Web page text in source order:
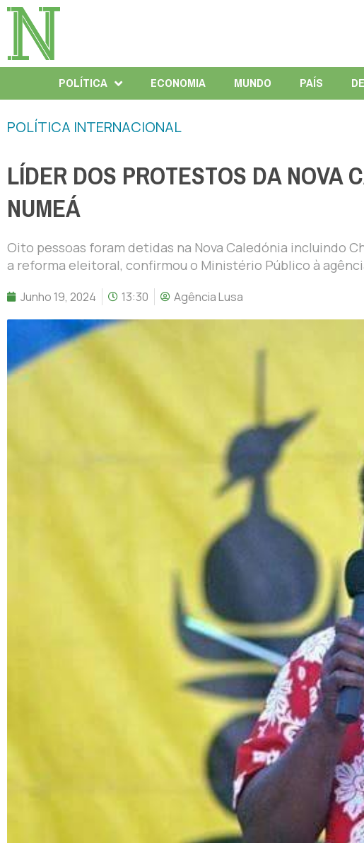
POLÍTICA ECONOMIA MUNDO PAÍS
POLÍTICA INTERNACIONAL
LÍDER DOS PROTESTOS DA NOVA
NUMEÁ
Oito pessoas foram detidas na Nova Caledónia incluindo
a reforma eleitoral, confirmou o Ministério Público à
Junho 19, 2024 13:30 Agência Lusa